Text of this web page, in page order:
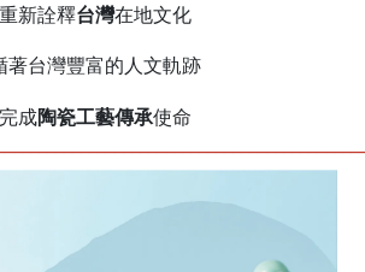
重新詮釋台灣在地文化
著台灣豐富的人文軌跡
完成陶瓷工藝傳承使命